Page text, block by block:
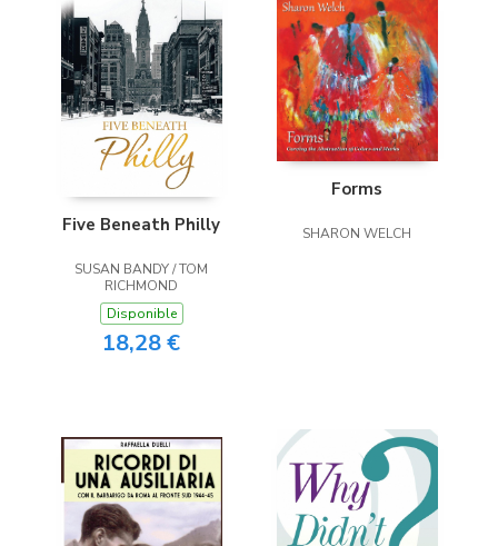
Five Beneath Philly
SUSAN BANDY / TOM
RICHMOND
Disponible
18,28 €
Forms
SHARON WELCH